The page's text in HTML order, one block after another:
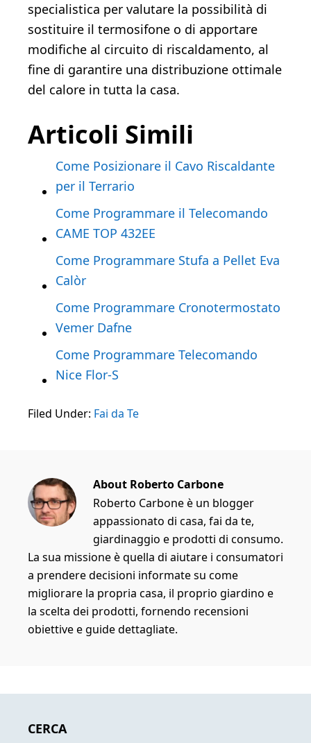
specialistica per valutare la possibilità di
sostituire il termosifone o di apportare
modifiche al circuito di riscaldamento, al
fine di garantire una distribuzione ottimale
del calore in tutta la casa.
Articoli Simili
Come Posizionare il Cavo Riscaldante
per il Terrario
Come Programmare il Telecomando
CAME TOP 432EE
Come Programmare Stufa a Pellet Eva
Calòr​
Come Programmare Cronotermostato
Vemer Dafne​
Come Programmare Telecomando
Nice Flor-S
Filed Under: Fai da Te
About Roberto Carbone
Roberto Carbone è un blogger
appassionato di casa, fai da te,
giardinaggio e prodotti di consumo.
La sua missione è quella di aiutare i consumatori
a prendere decisioni informate su come
migliorare la propria casa, il proprio giardino e
la scelta dei prodotti, fornendo recensioni
obiettive e guide dettagliate.
CERCA